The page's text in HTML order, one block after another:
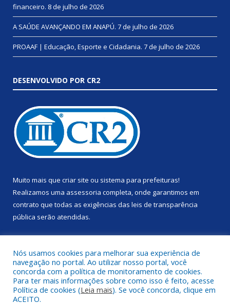
financeiro. 8 de julho de 2026
A SAÚDE AVANÇANDO EM ANAPÚ. 7 de julho de 2026
PROAAF | Educação, Esporte e Cidadania. 7 de julho de 2026
DESENVOLVIDO POR CR2
Muito mais que criar site ou sistema para prefeituras!
Realizamos uma assessoria completa, onde garantimos em
contrato que todas as exigências das leis de transparência
pública serão atendidas.
Todos os direitos reservados a Prefeitura Municipal de Anapu.
Nós usamos cookies para melhorar sua experiência de
navegação no portal. Ao utilizar nosso portal, você
concorda com a política de monitoramento de cookies.
Para ter mais informações sobre como isso é feito, acesse
Política de cookies (Leia mais). Se você concorda, clique em
ACEITO.